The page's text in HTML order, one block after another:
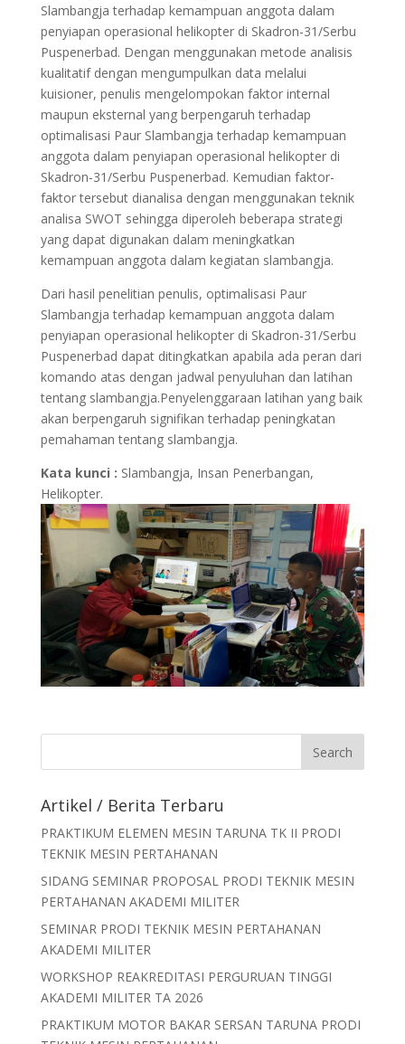
Slambangja terhadap kemampuan anggota dalam
penyiapan operasional helikopter di Skadron-31/Serbu
Puspenerbad. Dengan menggunakan metode analisis
kualitatif dengan mengumpulkan data melalui
kuisioner, penulis mengelompokan faktor internal
maupun eksternal yang berpengaruh terhadap
optimalisasi Paur Slambangja terhadap kemampuan
anggota dalam penyiapan operasional helikopter di
Skadron-31/Serbu Puspenerbad. Kemudian faktor-
faktor tersebut dianalisa dengan menggunakan teknik
analisa SWOT sehingga diperoleh beberapa strategi
yang dapat digunakan dalam meningkatkan
kemampuan anggota dalam kegiatan slambangja.
Dari hasil penelitian penulis, optimalisasi Paur
Slambangja terhadap kemampuan anggota dalam
penyiapan operasional helikopter di Skadron-31/Serbu
Puspenerbad dapat ditingkatkan apabila ada peran dari
komando atas dengan jadwal penyuluhan dan latihan
tentang slambangja.Penyelenggaraan latihan yang baik
akan berpengaruh signifikan terhadap peningkatan
pemahaman tentang slambangja.
Kata kunci : Slambangja, Insan Penerbangan,
Helikopter.
Artikel / Berita Terbaru
PRAKTIKUM ELEMEN MESIN TARUNA TK II PRODI
TEKNIK MESIN PERTAHANAN
SIDANG SEMINAR PROPOSAL PRODI TEKNIK MESIN
PERTAHANAN AKADEMI MILITER
SEMINAR PRODI TEKNIK MESIN PERTAHANAN
AKADEMI MILITER
WORKSHOP REAKREDITASI PERGURUAN TINGGI
AKADEMI MILITER TA 2026
PRAKTIKUM MOTOR BAKAR SERSAN TARUNA PRODI